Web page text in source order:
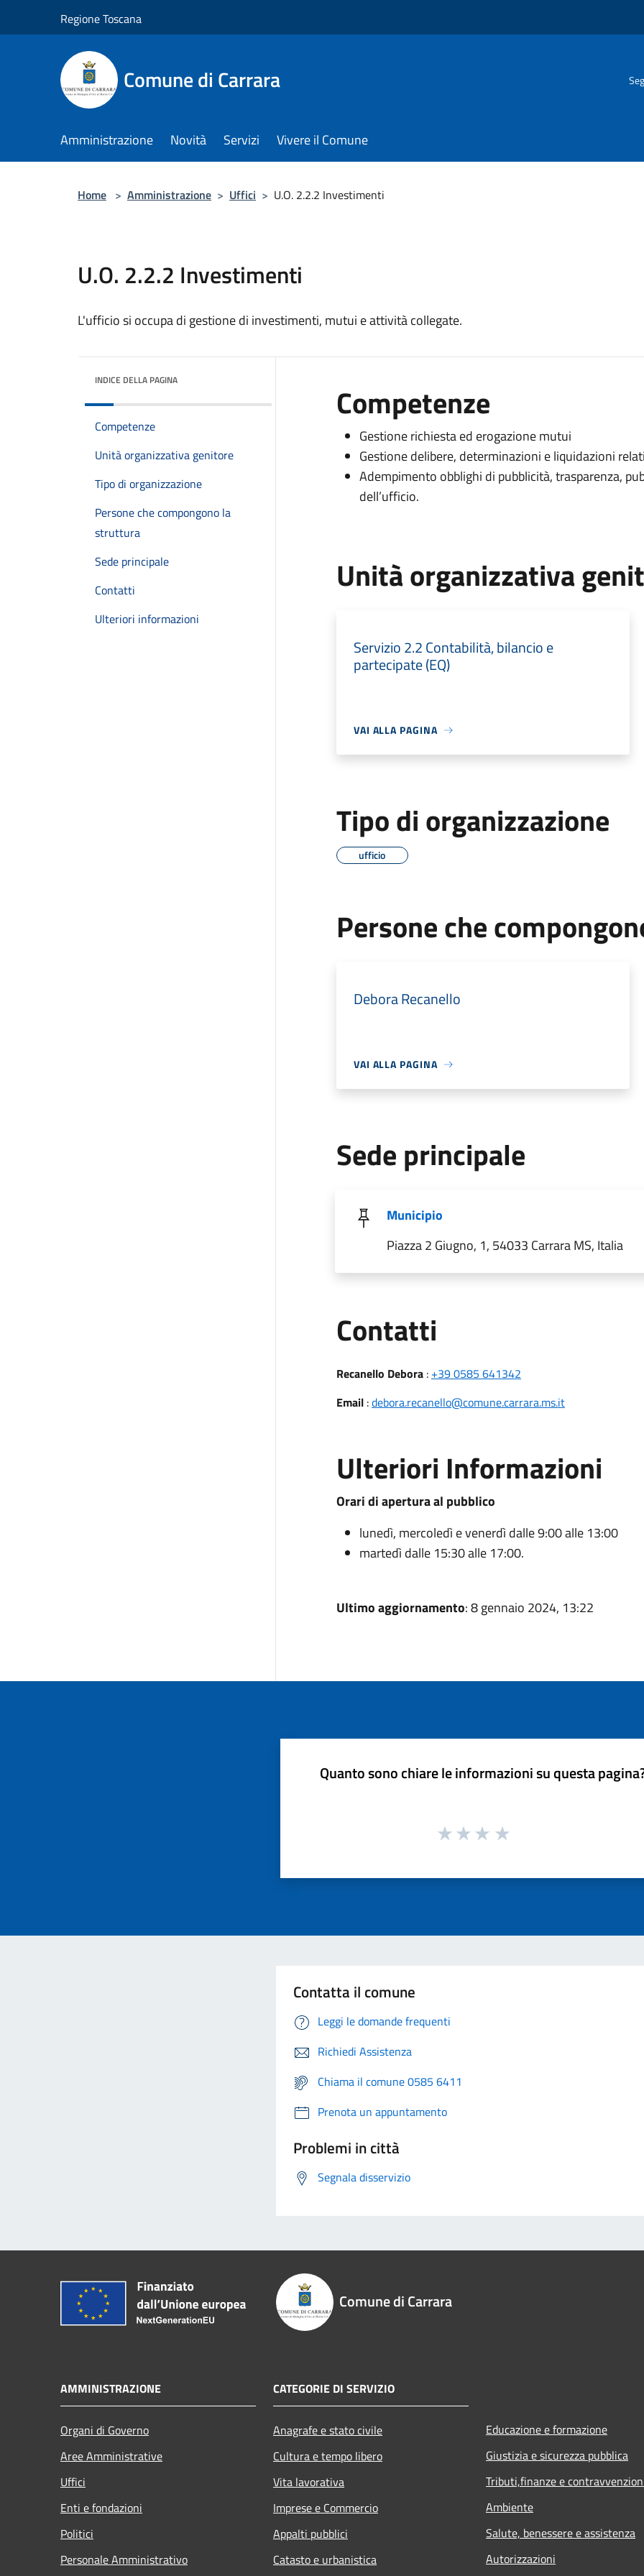
Regione Toscana
Comune di Carrara
Amministrazione Novità Servizi Vivere il Comune
Home > Amministrazione > Uffici > U.O. 2.2.2 Investimenti
U.O. 2.2.2 Investimenti
L'ufficio si occupa di gestione di investimenti, mutui e attività collegate.
INDICE DELLA PAGINA
Competenze
Unità organizzativa genitore
Tipo di organizzazione
Persone che compongono la
struttura
Sede principale
Contatti
Ulteriori informazioni
Competenze
Gestione richiesta ed erogazione mutui
Gestione delibere, determinazioni e liquidazioni
Adempimento obblighi di pubblicità, trasparenza,
dell’ufficio.
Unità organizzativa
Servizio 2.2 Contabilità, bilancio e
partecipate (EQ)
VAI ALLA PAGINA
Tipo di organizzazione
ufficio
Persone che
Debora Recanello
VAI ALLA PAGINA
Sede principale
Municipio
Piazza 2 Giugno, 1, 54033 Carrara MS, Italia
Contatti
Recanello Debora: +39 0585 641342
Email:debora.recanello@comune.carrara.ms.it
Ulteriori Informazioni
Orari di apertura al pubblico
lunedì, mercoledì e venerdì dalle 9:00 alle 13:00
martedì dalle 15:30 alle 17:00.
Ultimo aggiornamento: 8 gennaio 2024, 13:22
Quanto sono chiare le informazioni su questa
Contatta il comune
Leggi le domande frequenti
Richiedi Assistenza
Chiama il comune 0585 6411
Prenota un appuntamento
Problemi in città
Segnala disservizio
Comune di Carrara
AMMINISTRAZIONE
Organi di Governo
Aree Amministrative
Uffici
Enti e fondazioni
Politici
Personale Amministrativo
CATEGORIE DI SERVIZIO
Anagrafe e stato civile
Cultura e tempo libero
Vita lavorativa
Imprese e Commercio
Appalti pubblici
Catasto e urbanistica
Educazione e formazione
Giustizia e sicurezza pubblica
Tributi,finanze e
Ambiente
Salute, benessere e assistenza
Autorizzazioni